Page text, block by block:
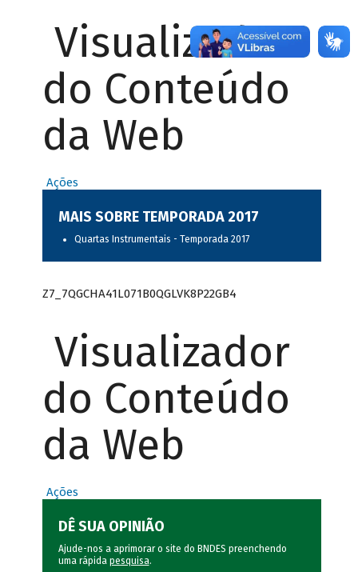
Visualizador
do Conteúdo
da Web
Ações
MAIS SOBRE TEMPORADA 2017
Quartas Instrumentais - Temporada 2017
Z7_7QGCHA41L071B0QGLVK8P22GB4
Visualizador
do Conteúdo
da Web
Ações
DÊ SUA OPINIÃO
Ajude-nos a aprimorar o site do BNDES preenchendo
uma rápida pesquisa.